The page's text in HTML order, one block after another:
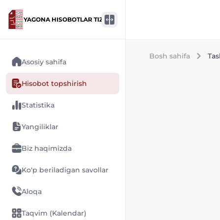
YAGONA HISOBOTLAR TIZIMI
Asosiy sahifa
Hisobot topshirish
Statistika
Yangiliklar
Biz haqimizda
Ko‘p beriladigan savollar
Aloqa
Taqvim (Kalendar)
Bosh sahifa